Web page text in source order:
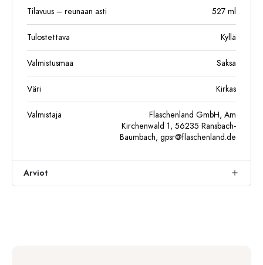
Tilavuus – reunaan asti 527 ml
Tulostettava Kyllä
Valmistusmaa Saksa
Väri Kirkas
Valmistaja
Flaschenland GmbH, Am
Kirchenwald 1, 56235 Ransbach-
Baumbach, gpsr@flaschenland.de
Arviot